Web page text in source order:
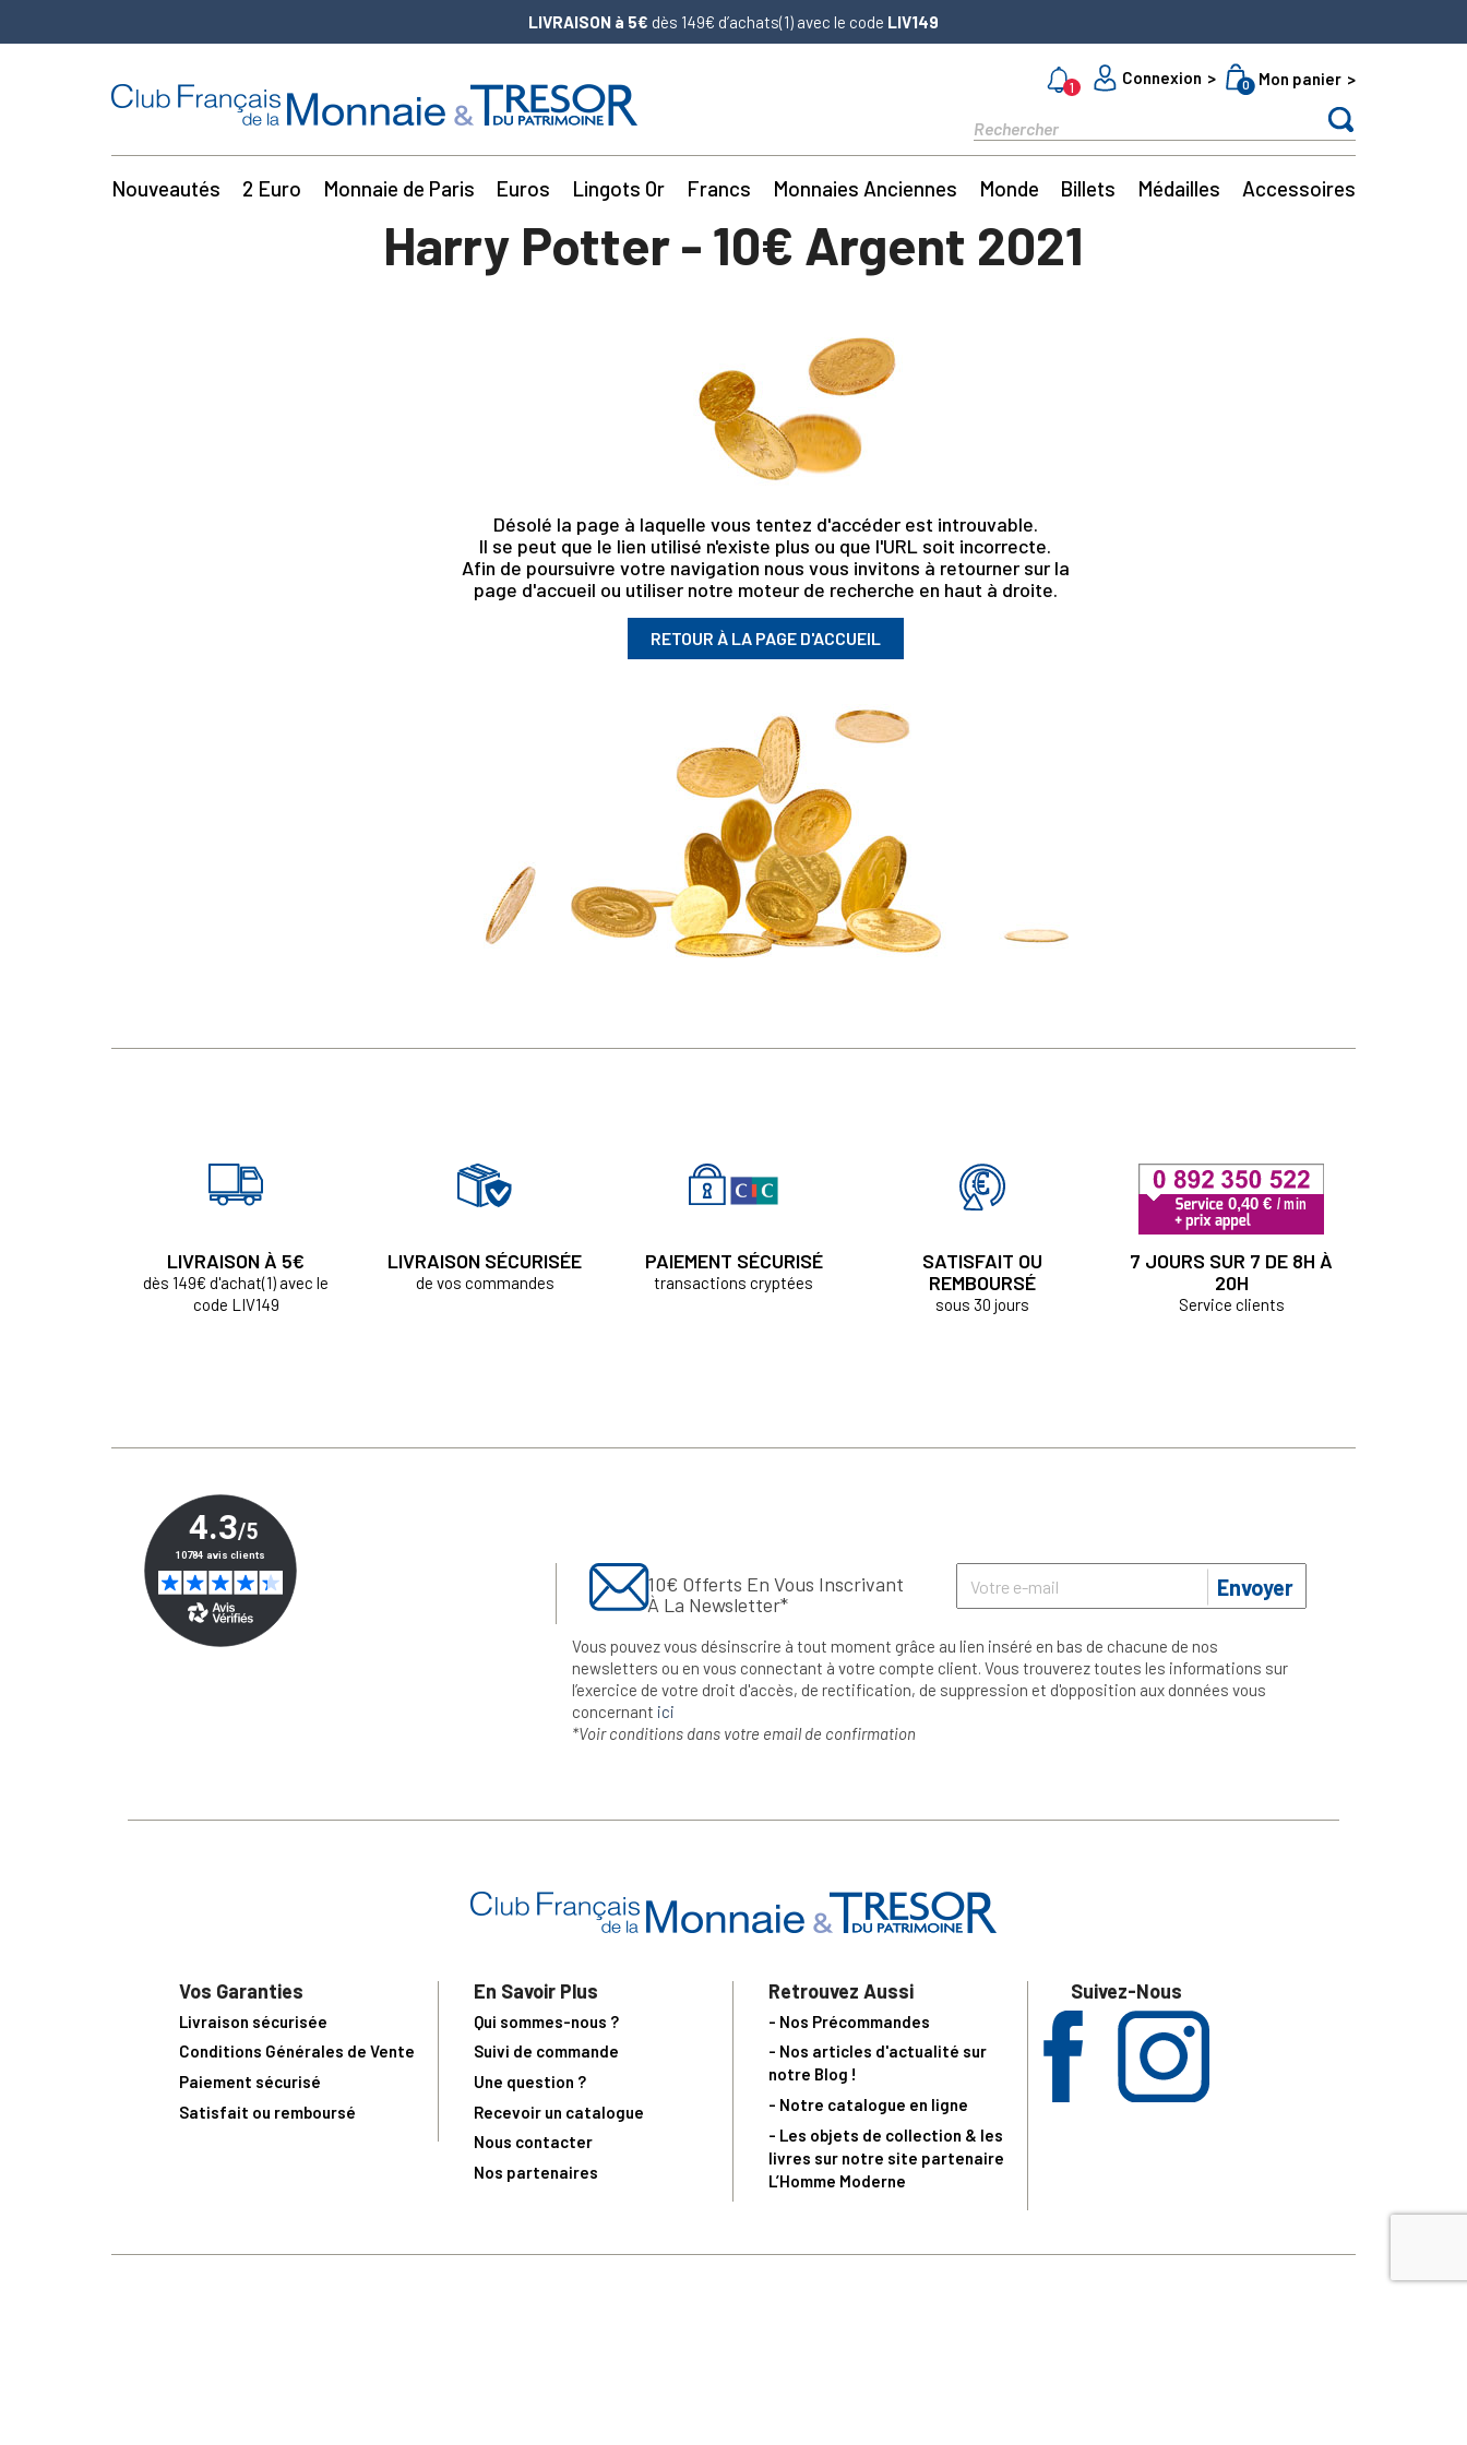
LIVRAISON à 5€ dès 149€ d’achats(1) avec le code LIV149
1
Connexion 0 Mon panier
Nouveautés 2 Euro Monnaie de Paris Euros Lingots Or Francs Monnaies Anciennes Monde Billets Médailles Accessoires
Harry Potter - 10€ Argent 2021
Désolé la page à laquelle vous tentez d'accéder est introuvable.
Il se peut que le lien utilisé n'existe plus ou que l'URL soit incorrecte.
Afin de poursuivre votre navigation nous vous invitons à retourner sur la
page d'accueil ou utiliser notre moteur de recherche en haut à droite.
RETOUR À LA PAGE D'ACCUEIL
LIVRAISON À 5€
dès 149€ d'achat(1) avec le
code LIV149
LIVRAISON SÉCURISÉE
de vos commandes
PAIEMENT SÉCURISÉ
transactions cryptées
SATISFAIT OU
REMBOURSÉ
sous 30 jours
7 JOURS SUR 7 DE 8H À
20H
Service clients
10€ Offerts En Vous Inscrivant
À La Newsletter*
Envoyer
Vous pouvez vous désinscrire à tout moment grâce au lien inséré en bas de chacune de nos
newsletters ou en vous connectant à votre compte client. Vous trouverez toutes les informations sur
l’exercice de votre droit d'accès, de rectification, de suppression et d'opposition aux données vous
concernant ici
*Voir conditions dans votre email de confirmation
Vos Garanties
Livraison sécurisée
Conditions Générales de Vente
Paiement sécurisé
Satisfait ou remboursé
En Savoir Plus
Qui sommes-nous ?
Suivi de commande
Une question ?
Recevoir un catalogue
Nous contacter
Nos partenaires
Retrouvez Aussi
- Nos Précommandes
- Nos articles d'actualité sur
notre Blog !
- Notre catalogue en ligne
- Les objets de collection & les
livres sur notre site partenaire
L’Homme Moderne
Suivez-Nous